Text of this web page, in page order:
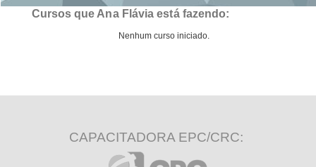
Cursos que Ana Flávia está fazendo:
Nenhum curso iniciado.
CAPACITADORA EPC/CRC: